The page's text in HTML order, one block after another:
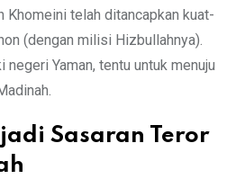
Khomeini telah ditancapkan kuat-
(dengan milisi Hizbullahnya).
Yaman, tentu untuk menuju
Sasaran Teror